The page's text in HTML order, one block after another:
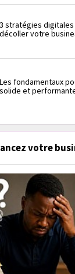
3 stratégies
décoller votre
Les fondamentaux
solide et
votre